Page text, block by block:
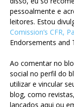
pessoalmente e
leitores. Estou
Comission’s CFR,
Endorsements and
Ao comentar no
social no perfil do
utilizar e vincular
blog, como
lançados aqui ou